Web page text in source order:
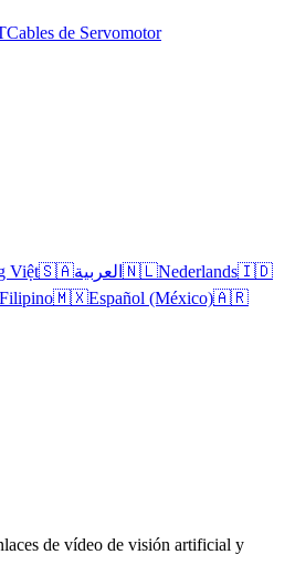
Cables de Servomotor
Việt🇸🇦العربية 🇳🇱Nederlands🇮🇩
Filipino🇲🇽Español (México)🇦🇷
de vídeo de visión artificial y